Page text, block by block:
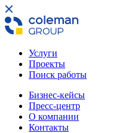
Услуги
Проекты
Поиск работы
Бизнес-кейсы
Пресс-центр
О компании
Контакты